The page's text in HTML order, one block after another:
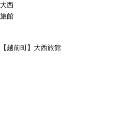
大西
旅館
【越前町】大西旅館